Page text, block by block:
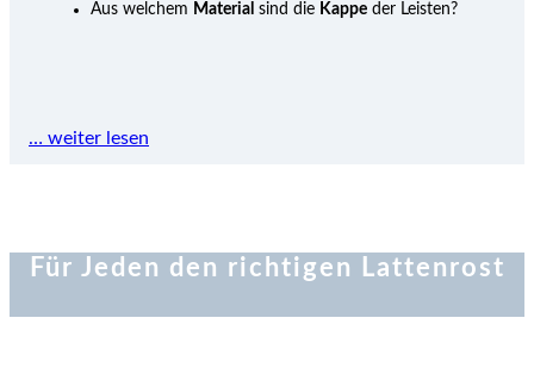
Aus welchem Material sind die Kappe der Leisten?
… weiter lesen
Für Jeden den richtigen Lattenrost